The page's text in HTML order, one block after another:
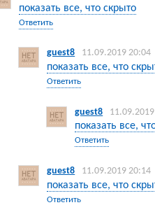
показать все, что скрыто
Ответить
guest8 11.09.2019 20:04
показать все, что
Ответить
guest8
показать все,
Ответить
guest8 11.09.2019 20:14
показать все, что
Ответить